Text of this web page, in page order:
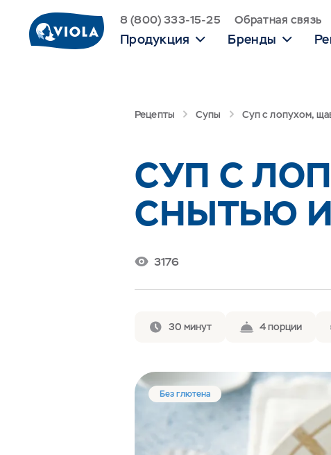
8 (800) 333-15-25 Обратная связь
Продукция Бренды
Рецепты Супы Суп с лопухом,
СУП С
СНЫТЬЮ
3176
30 минут 4 порции
Без глютена